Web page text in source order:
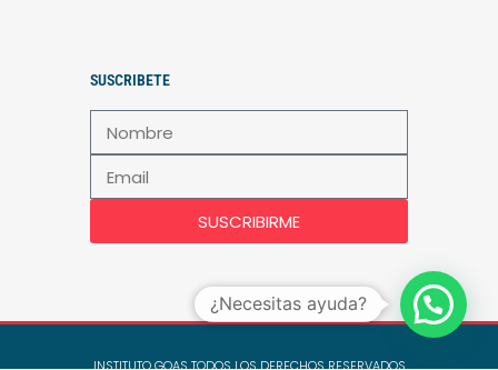
SUSCRIBETE
SUSCRIBIRME
INSTITUTO GOAS TODOS LOS DERECHOS RESERVADOS
¿Necesitas ayuda?